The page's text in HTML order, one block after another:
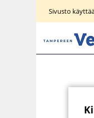
päänäkymään
Sivusto